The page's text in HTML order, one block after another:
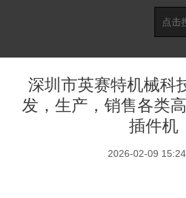
深圳市英赛特机械科
发，生产，销售各类
插件机
2026-02-09